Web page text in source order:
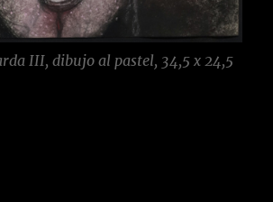
III, dibujo al pastel, 34,5 x 24,5